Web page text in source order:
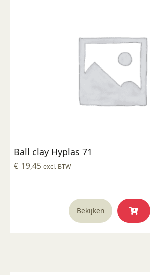
Ball clay Hyplas 71
€ 19,45 excl. BTW
Bekijken